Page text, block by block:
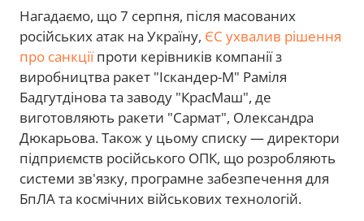
Нагадаємо, що 7 серпня, після масованих
російських атак на Україну, ЄС ухвалив рішення
про санкціїпроти керівників компанії з
виробництва ракет "Іскандер-М" Раміля
Бадгутдінова та заводу "КрасМаш", де
виготовляють ракети "Сармат", Олександра
Дюкарьова. Також у цьому списку — директори
підприємств російського ОПК, що розробляють
системи зв'язку, програмне забезпечення для
БпЛА та космічних військових технологій.